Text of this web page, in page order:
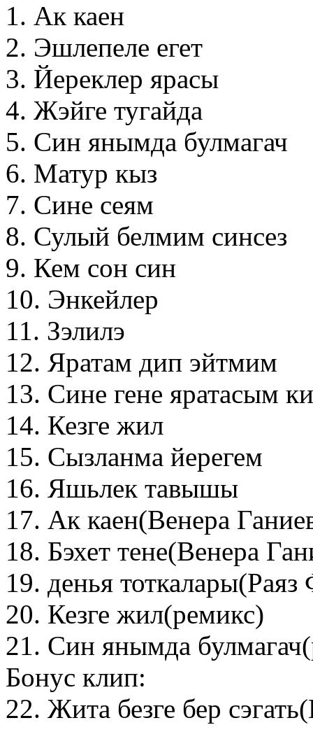
1. Ак каен
2. Эшлепеле егет
3. Йереклер ярасы
4. Жэйге тугайда
5. Син янымда булмагач
6. Матур кыз
7. Сине сеям
8. Сулый белмим синсез
9. Кем сон син
10. Энкейлер
11. Зэлилэ
12. Яратам дип эйтмим
13. Сине гене яратасым
14. Кезге жил
15. Сызланма йерегем
16. Яшьлек тавышы
17. Ак каен(Венера
18. Бэхет тене(Венера
19. денья
20. Кезге жил(ремикс)
21. Син янымда
Бонус клип:
22. Жита безге бер